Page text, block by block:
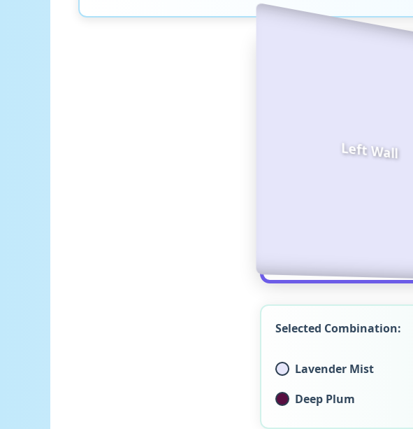
Left Wall
Selected Combination:
Lavender Mist
Deep Plum